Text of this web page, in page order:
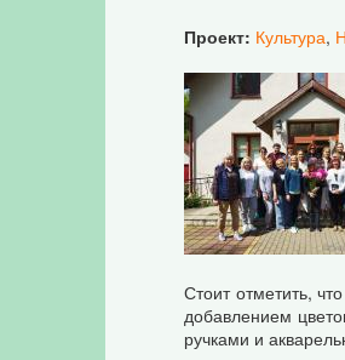
Проект: Культура,
Стоит отметить,
добавлением
ручками и